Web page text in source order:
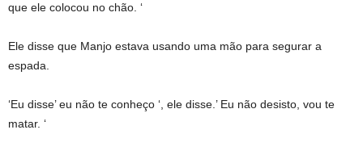
que ele colocou no chão. ‘
Ele disse que Manjo estava usando uma mão para segurar a
espada.
‘Eu disse’ eu não te conheço ‘, ele disse.’ Eu não desisto, vou te
matar. ‘